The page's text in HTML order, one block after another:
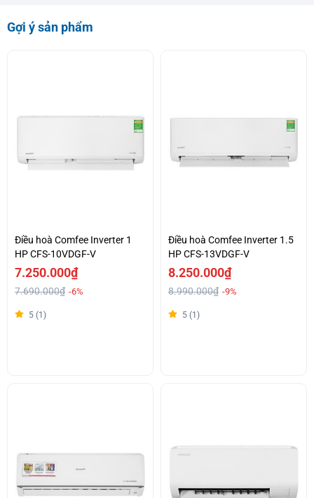
Gợi ý sản phẩm
Điều hoà Comfee Inverter 1
HP CFS-10VDGF-V
7.250.000₫
7.690.000₫ -6%
5 (1)
Điều hoà Comfee Inverter 1.5
HP CFS-13VDGF-V
8.250.000₫
8.990.000₫ -9%
5 (1)